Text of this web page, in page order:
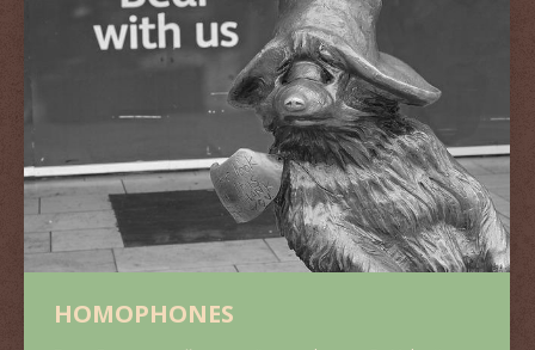
HOMOPHONES